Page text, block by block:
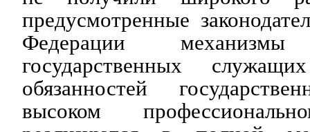
предусмотренные
Федерации механизмы
государственных
обязанностей
высоком